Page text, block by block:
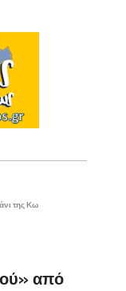
της Κω
από